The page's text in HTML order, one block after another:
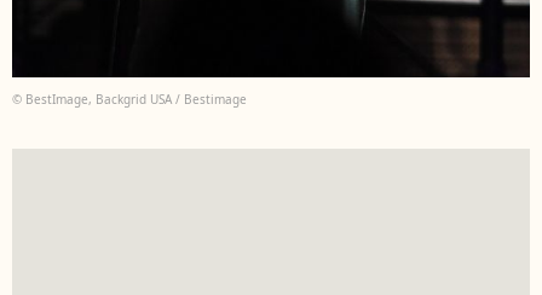
© BestImage, Backgrid USA / Bestimage